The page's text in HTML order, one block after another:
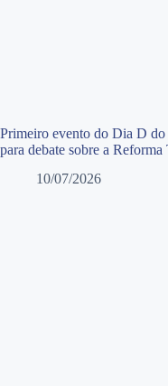
Primeiro evento do Dia D do
para debate sobre a Reforma
10/07/2026